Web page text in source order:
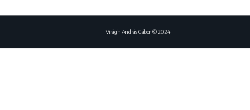
Virágh András Gábor © 2024